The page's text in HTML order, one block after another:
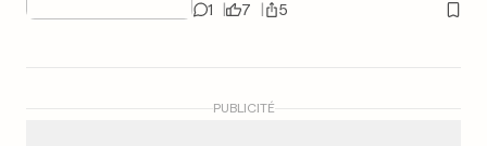
1 7 5
PUBLICITÉ